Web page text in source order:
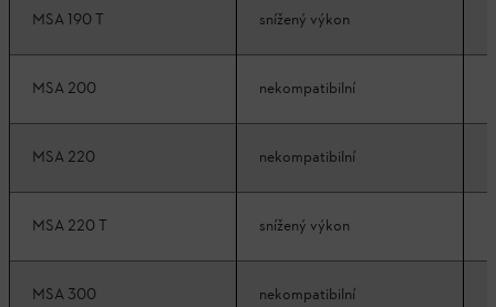
MSA 190 T snížený výkon
MSA 200 nekompatibilní
MSA 220 nekompatibilní
MSA 220 T snížený výkon
MSA 300 nekompatibilní